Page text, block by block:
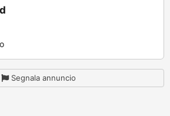
Segnala annuncio